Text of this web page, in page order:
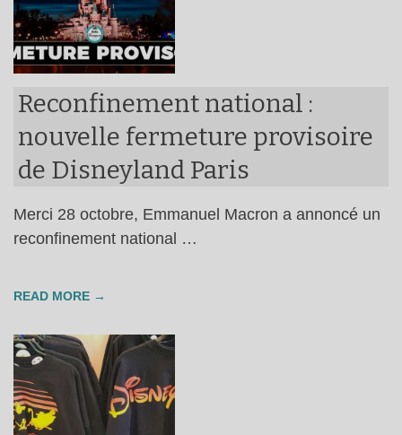
Reconfinement national :
nouvelle fermeture provisoire
de Disneyland Paris
Merci 28 octobre, Emmanuel Macron a annoncé un
reconfinement national …
READ MORE →